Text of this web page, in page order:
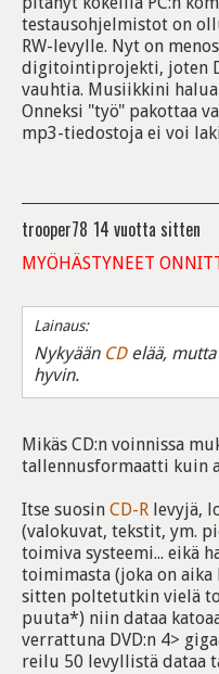
testausohjelmistot on
RW-levylle. Nyt on
digitointiprojekti, joten
vauhtia. Musiikkini
Onneksi "työ" pakottaa
mp3-tiedostoja ei voi
trooper78 14 vuotta sitten
MYÖHÄSTYNEET
Lainaus:
Nykyään CDelää, mutta
hyvin.
Mikäs CD:n voinnissa
tallennusformaatti kuin
Itse suosin CD-R levyjä,
(valokuvat, tekstit, ym.
toimiva systeemi... eikä
toimimasta (joka on
sitten poltetutkin vielä
puuta*) niin dataa
verrattuna DVD:n 4>
reilu 50 levyllistä dataa